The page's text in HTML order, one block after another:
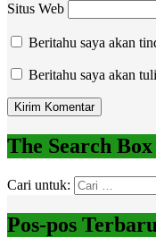
Situs Web
Beritahu saya akan
Beritahu saya akan
The Search Box
Cari untuk:
Pos-pos Terbaru